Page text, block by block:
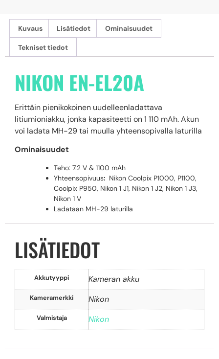
Kuvaus Lisätiedot Ominaisuudet
Tekniset tiedot
NIKON EN-EL20A
Erittäin pienikokoinen uudelleenladattava
litiumioniakku, jonka kapasiteetti on 1 110 mAh. Akun
voi ladata MH-29 tai muulla yhteensopivalla laturilla
Ominaisuudet
Teho: 7.2 V & 1100 mAh
Yhteensopivuus: Nikon Coolpix P1000, P1100,
Coolpix P950, Nikon 1 J1, Nikon 1 J2, Nikon 1 J3,
Nikon 1 V
Ladataan MH-29 laturilla
LISÄTIEDOT
Akkutyyppi Kameran akku
Kameramerkki Nikon
Valmistaja Nikon